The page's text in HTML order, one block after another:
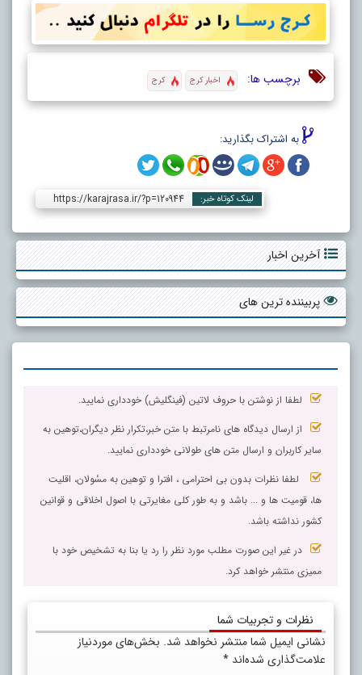
برچسب ها: اخبار کرج کرج
به اشتراک بگذارید:
لینک کوتاه خبر: https://karajrasa.ir/?p=120944
آخرین اخبار
پربیننده ترین های
لطفا از نوشتن با حروف لاتین (فینگلیش) خودداری نمایید.
از ارسال دیدگاه های نامرتبط با متن خبر،تکرار نظر دیگران،توهین به
سایر کاربران و ارسال متن های طولانی خودداری نمایید.
لطفا نظرات بدون بی احترامی ، افترا و توهین به مسٔولان، اقلیت
ها، قومیت ها و ... باشد و به طور کلی مغایرتی با اصول اخلاقی و قوانین
کشور نداشته باشد.
در غیر این صورت مطلب مورد نظر را رد یا بنا به تشخیص خود با
ممیزی منتشر خواهد کرد.
نظرات و تجربیات شما
نشانی ایمیل شما منتشر نخواهد شد. بخش‌های موردنیاز
علامت‌گذاری شده‌اند *